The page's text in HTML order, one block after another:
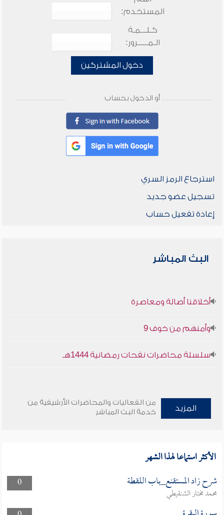
المستخدم:
كـلـــمـة
الـمـــــرور:
دخول المشتركين
أو الدخول بحساب
استرجاع الرمز السري
تسجيل عضو جديد
إعادة تفعيل حساب
البث المباشر
أخلاقنا أصالة ومعاصرة
وأمنهم من خوف 9
سلسلة محاضرات نفحات رمضانية 1444هـ
المزيد
من الفعاليات والمحاضرات الأرشيفية من
خدمة البث المباشر
الأكثر استماعا لهذا الشهر
0 شرح زاد المستقنع_باب اللقطة
محمد مختار الشنقيطي